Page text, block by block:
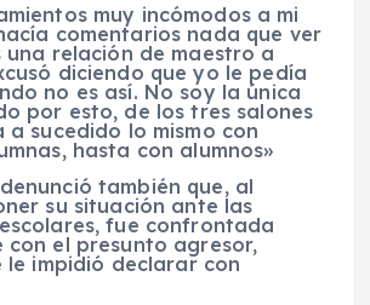
muy incómodos a mi
comentarios nada que ver
una relación de maestro a
diciendo que yo le pedía
no es así. No soy la única
por esto, de los tres salones
a sucedido lo mismo con
hasta con alumnos»
también que, al
su situación ante las
fue confrontada
con el presunto agresor,
le impidió declarar con